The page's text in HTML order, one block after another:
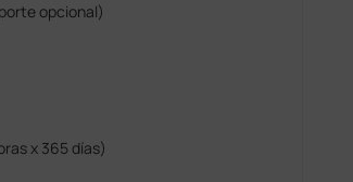
opcional)
x 365 días)